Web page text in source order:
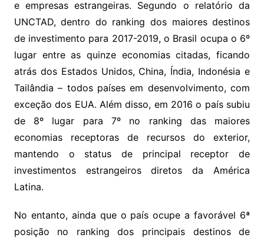
e empresas estrangeiras. Segundo o relatório da
UNCTAD, dentro do ranking dos maiores destinos
de investimento para 2017-2019, o Brasil ocupa o 6º
lugar entre as quinze economias citadas, ficando
atrás dos Estados Unidos, China, Índia, Indonésia e
Tailândia – todos países em desenvolvimento, com
exceção dos EUA. Além disso, em 2016 o país subiu
de 8º lugar para 7º no ranking das maiores
economias receptoras de recursos do exterior,
mantendo o status de principal receptor de
investimentos estrangeiros diretos da América
Latina.
No entanto, ainda que o país ocupe a favorável 6ª
posição no ranking dos principais destinos de